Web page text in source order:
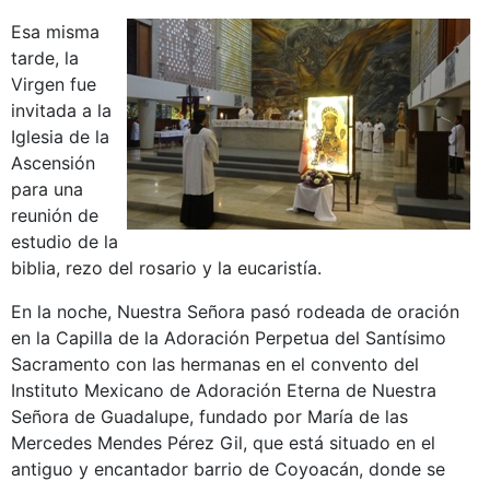
Esa misma
tarde, la
Virgen fue
invitada a la
Iglesia de la
Ascensión
para una
reunión de
estudio de la
biblia, rezo del rosario y la eucaristía.
En la noche, Nuestra Señora pasó rodeada de oración
en la Capilla de la Adoración Perpetua del Santísimo
Sacramento con las hermanas en el convento del
Instituto Mexicano de Adoración Eterna de Nuestra
Señora de Guadalupe, fundado por María de las
Mercedes Mendes Pérez Gil, que está situado en el
antiguo y encantador barrio de Coyoacán, donde se